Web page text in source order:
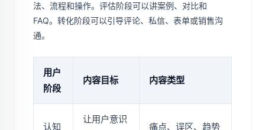
法、流程和操作。评估阶段可以讲案例、对比和
FAQ。转化阶段可以引导评论、私信、表单或销售沟
通。
用户
阶段
内容目标 内容类型
认知
让用户意识
痛点、误区、趋势